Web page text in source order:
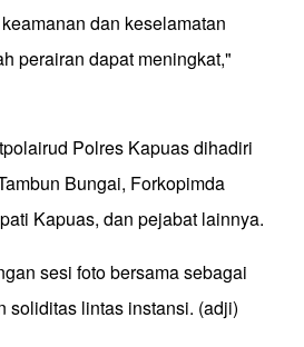
dan keselamatan
perairan dapat meningkat,"
Polres Kapuas dihadiri
Bungai, Forkopimda
Kapuas, dan pejabat lainnya.
sesi foto bersama sebagai
soliditas lintas instansi. (adji)